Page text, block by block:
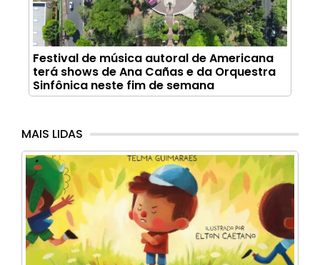
Festival de música autoral de Americana
terá shows de Ana Cañas e da Orquestra
Sinfônica neste fim de semana
MAIS LIDAS